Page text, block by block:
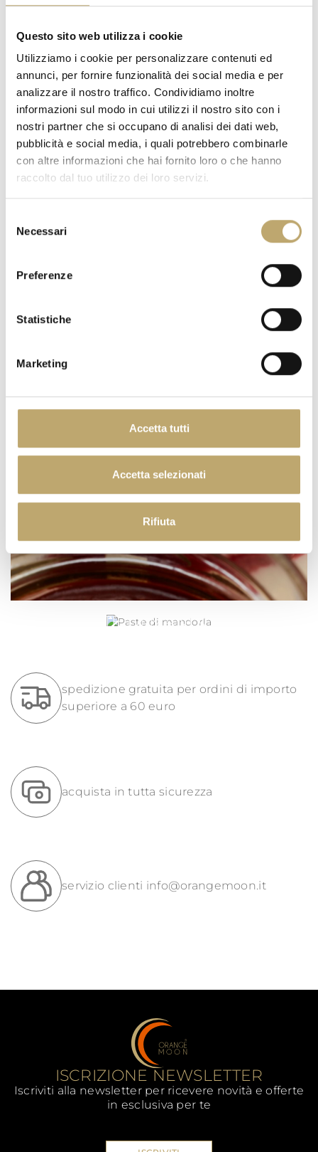
Questo sito web utilizza i cookie
Utilizziamo i cookie per personalizzare contenuti ed
annunci, per fornire funzionalità dei social media e per
analizzare il nostro traffico. Condividiamo inoltre
informazioni sul modo in cui utilizzi il nostro sito con i
nostri partner che si occupano di analisi dei dati web,
pubblicità e social media, i quali potrebbero combinarle
con altre informazioni che hai fornito loro o che hanno
raccolto dal tuo utilizzo dei loro servizi.
delNecessari
Preferenze
Statistiche
Marketing
Accetta tutti
Accetta selezionati
Rifiuta
di cui acidi grassi saturi /
acides gras saturés
15,2 g
Carboidrati /
Carbohydrate / Glucides
31,2 g
di cui zuccheri / of which
sugars / dont sucres
Fibre / Fibre / Fibres
alimentaires
2,8 g
Proteine / Protein /
Protéines
5,7 g
Sale / Salt / Sel 0,18 g
PASTE DI MANDORLA
spedizione gratuita per ordini di importo
superiore a 60 euro
acquista in tutta sicurezza
servizio clienti info@orangemoon.it
ISCRIZIONE NEWSLETTER
Iscriviti alla newsletter per ricevere novità e offerte
in esclusiva per te